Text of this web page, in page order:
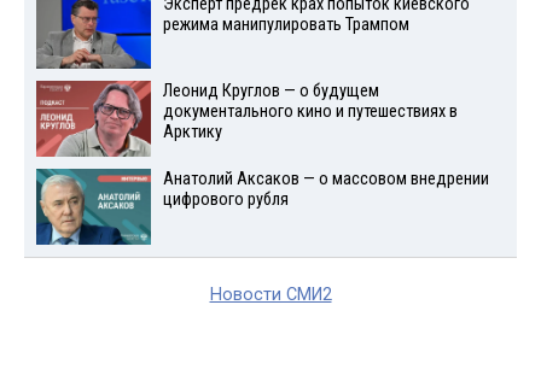
режима манипулировать Трампом
Леонид Круглов — о будущем
документального кино и путешествиях в
Арктику
Анатолий Аксаков — о массовом внедрении
цифрового рубля
Новости СМИ2